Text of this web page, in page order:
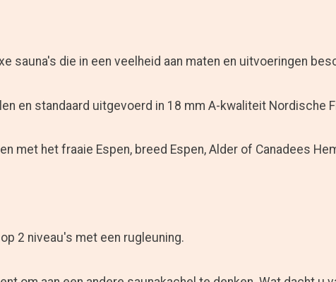
sauna's die in een veelheid aan maten en uitvoeringen
en standaard uitgevoerd in 18 mm A-kwaliteit Nordische
met het fraaie Espen, breed Espen, Alder of Canadees
2 niveau's met een rugleuning.